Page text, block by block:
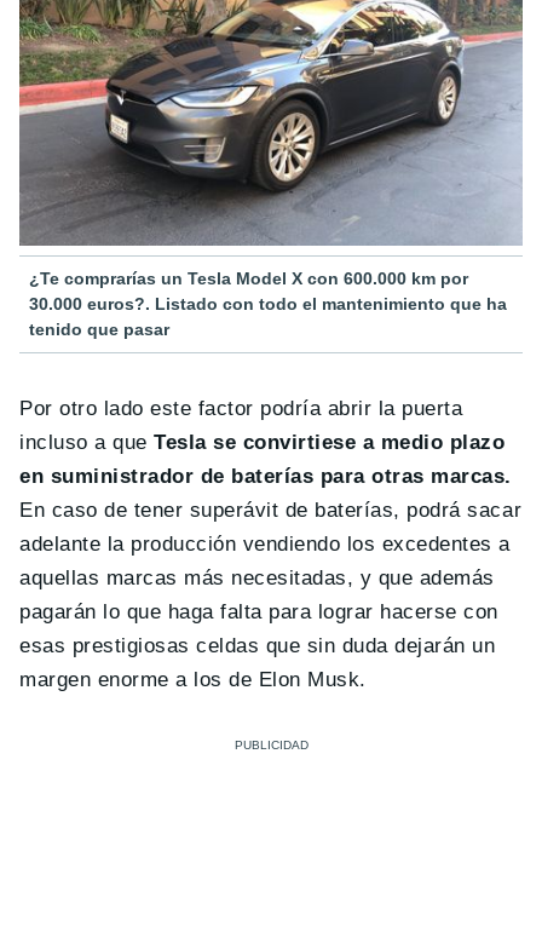
¿Te comprarías un Tesla Model X con 600.000 km por
30.000 euros?. Listado con todo el mantenimiento que ha
tenido que pasar
Por otro lado este factor podría abrir la puerta
incluso a queTesla se convirtiese a medio plazo
en suministrador de baterías para otras marcas.
En caso de tener superávit de baterías, podrá sacar
adelante la producción vendiendo los excedentes a
aquellas marcas más necesitadas, y que además
pagarán lo que haga falta para lograr hacerse con
esas prestigiosas celdas que sin duda dejarán un
margen enorme a los de Elon Musk.